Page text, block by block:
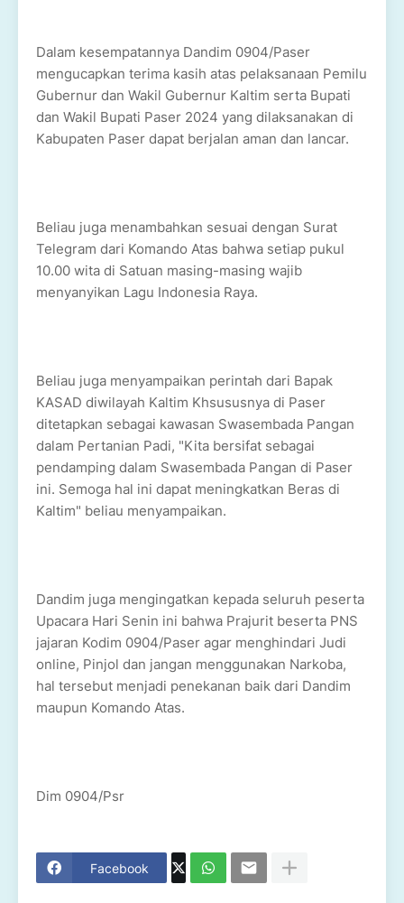
Dalam kesempatannya Dandim 0904/Paser
mengucapkan terima kasih atas pelaksanaan Pemilu
Gubernur dan Wakil Gubernur Kaltim serta Bupati
dan Wakil Bupati Paser 2024 yang dilaksanakan di
Kabupaten Paser dapat berjalan aman dan lancar.
Beliau juga menambahkan sesuai dengan Surat
Telegram dari Komando Atas bahwa setiap pukul
10.00 wita di Satuan masing-masing wajib
menyanyikan Lagu Indonesia Raya.
Beliau juga menyampaikan perintah dari Bapak
KASAD diwilayah Kaltim Khsususnya di Paser
ditetapkan sebagai kawasan Swasembada Pangan
dalam Pertanian Padi, "Kita bersifat sebagai
pendamping dalam Swasembada Pangan di Paser
ini. Semoga hal ini dapat meningkatkan Beras di
Kaltim" beliau menyampaikan.
Dandim juga mengingatkan kepada seluruh peserta
Upacara Hari Senin ini bahwa Prajurit beserta PNS
jajaran Kodim 0904/Paser agar menghindari Judi
online, Pinjol dan jangan menggunakan Narkoba,
hal tersebut menjadi penekanan baik dari Dandim
maupun Komando Atas.
Dim 0904/Psr
Facebook